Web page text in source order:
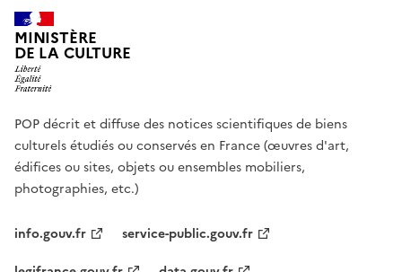
MINISTÈRE
DE LA CULTURE
POP décrit et diffuse des notices scientifiques de biens
culturels étudiés ou conservés en France (œuvres d'art,
édifices ou sites, objets ou ensembles mobiliers,
photographies, etc.)
info.gouv.fr
service-public.gouv.fr